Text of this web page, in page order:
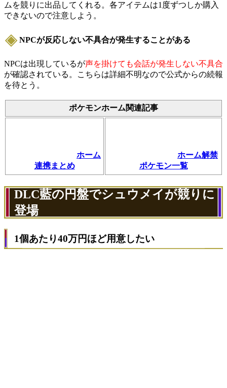
ムを競りに出品してくれる。各アイテムは1度ずつしか購入
できないので注意しよう。
NPCが反応しない不具合が発生することがある
NPCは出現しているが声を掛けても会話が発生しない不具合
が確認されている。こちらは詳細不明なので公式からの続報
を待とう。
ポケモンホーム関連記事
ホーム
連携まとめ
ホーム解禁
ポケモン一覧
DLC藍の円盤でシュウメイが競りに
登場
1個あたり40万円ほど用意したい